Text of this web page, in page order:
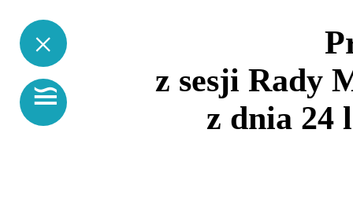
×
≌
z sesji Rady
z dnia 24